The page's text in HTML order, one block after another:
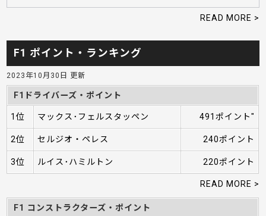
READ MORE >
F1 ポイント・ランキング
2023年10月30日 更新
F1ドライバーズ・ポイント
1位 マックス･フェルスタッペン 491ポイント"
2位 セルジオ・ペレス 240ポイント
3位 ルイス･ハミルトン 220ポイント
READ MORE >
F1 コンストラクターズ・ポイント